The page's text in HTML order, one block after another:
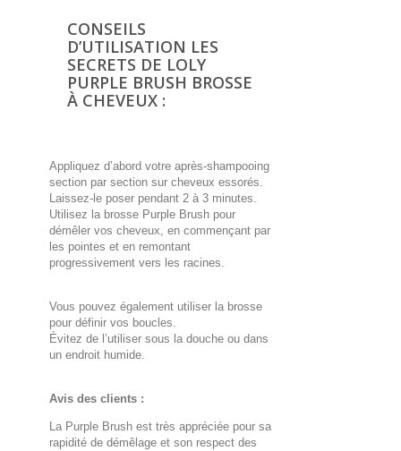
CONSEILS
D’UTILISATION LES
SECRETS DE LOLY
PURPLE BRUSH BROSSE
À CHEVEUX :
Appliquez d’abord votre après-shampooing
section par section sur cheveux essorés.
Laissez-le poser pendant 2 à 3 minutes.
Utilisez la brosse Purple Brush pour
démêler vos cheveux, en commençant par
les pointes et en remontant
progressivement vers les racines.
Vous pouvez également utiliser la brosse
pour définir vos boucles.
Évitez de l’utiliser sous la douche ou dans
un endroit humide.
Avis des clients :
La Purple Brush est très appréciée pour sa
rapidité de démêlage et son respect des